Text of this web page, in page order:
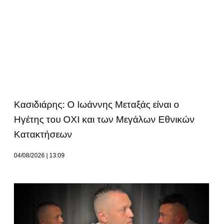
Κασιδιάρης: Ο Ιωάννης Μεταξάς είναι ο
Ηγέτης του ΟΧΙ και των Μεγάλων Εθνικών
Κατακτήσεων
04/08/2026 13:09